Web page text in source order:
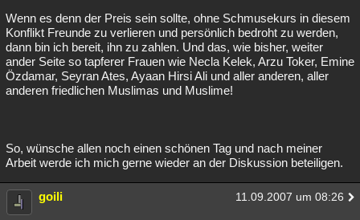
Wenn es denn der Preis sein sollte, ohne Schmusekurs in diesem
Konflikt Freunde zu verlieren und persönlich bedroht zu werden,
dann bin ich bereit, ihn zu zahlen. Und das, wie bisher, weiter
ander Seite so tapferer Frauen wie Necla Kelek, Arzu Toker, Emine
Özdamar, Seyran Ates, Ayaan Hirsi Ali und aller anderen, aller
anderen friedlichen Muslimas und Muslime!
So, wünsche allen noch einen schönen Tag und nach meiner
Arbeit werde ich mich gerne wieder an der Diskussion beteiligen.
goili 11.09.2007 um 08:26